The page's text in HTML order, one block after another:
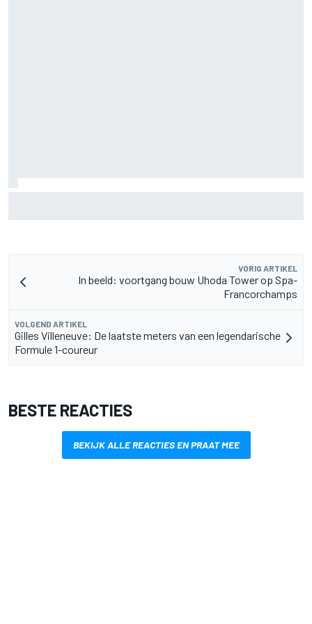
VORIG ARTIKEL
In beeld: voortgang bouw Uhoda Tower op Spa-
Francorchamps
VOLGEND ARTIKEL
Gilles Villeneuve: De laatste meters van een legendarische
Formule 1-coureur
BESTE REACTIES
BEKIJK ALLE REACTIES EN PRAAT MEE